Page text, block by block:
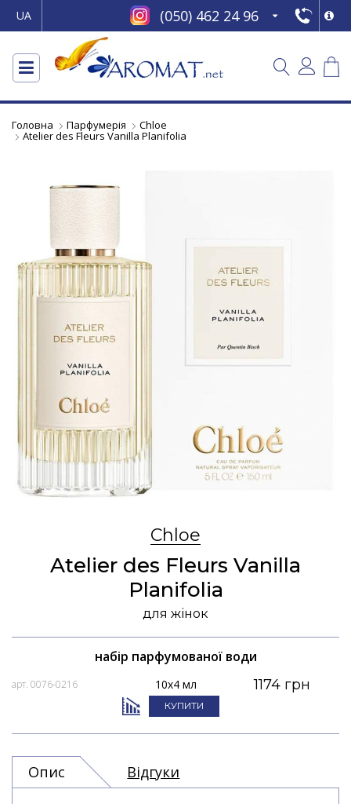
UA (050) 462 24 96
Головна Парфумерія Chloe
Atelier des Fleurs Vanilla Planifolia
Chloe
Atelier des Fleurs Vanilla
Planifolia
для жінок
набір парфумованої води
арт. 0076-0216 10x4 мл 1174 грн
КУПИТИ
Опис Відгуки